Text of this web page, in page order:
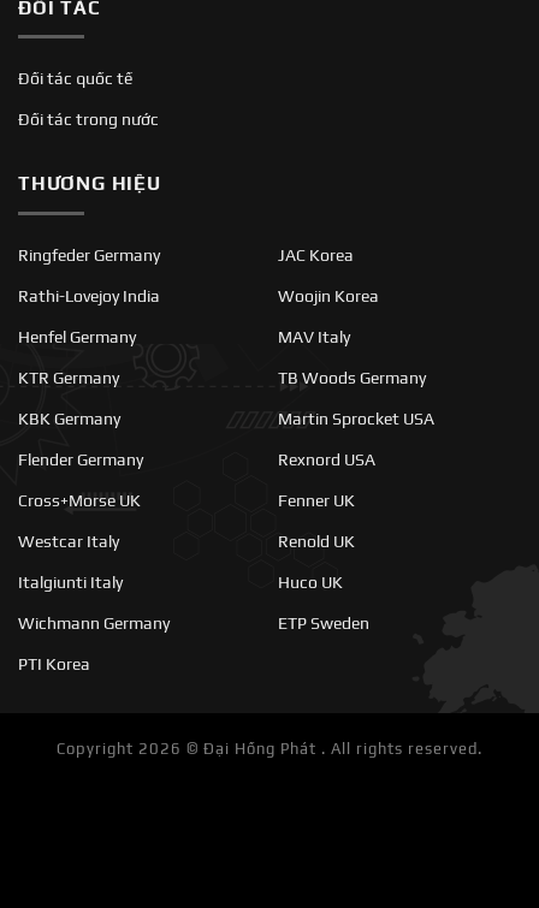
ĐỐI TÁC
Đối tác quốc tế
Đối tác trong nước
THƯƠNG HIỆU
Ringfeder Germany
Rathi-Lovejoy India
Henfel Germany
KTR Germany
KBK Germany
Flender Germany
Cross+Morse UK
Westcar Italy
Italgiunti Italy
Wichmann Germany
PTI Korea
JAC Korea
Woojin Korea
MAV Italy
TB Woods Germany
Martin Sprocket USA
Rexnord USA
Fenner UK
Renold UK
Huco UK
ETP Sweden
Copyright 2026 © Đại Hồng Phát . All rights reserved.